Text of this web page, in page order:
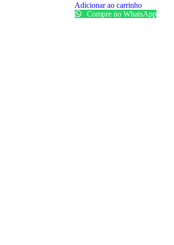
Adicionar ao carrinho
Compre no WhatsApp